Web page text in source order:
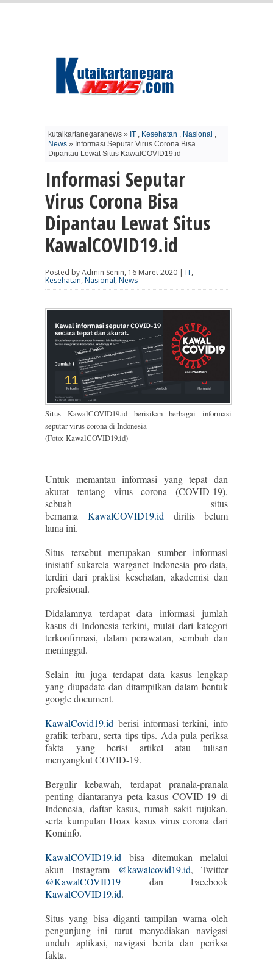
kutaikartanegaranews » IT , Kesehatan , Nasional ,
News » Informasi Seputar Virus Corona Bisa
Dipantau Lewat Situs KawalCOVID19.id
Informasi Seputar
Virus Corona Bisa
Dipantau Lewat Situs
KawalCOVID19.id
Posted by Admin Senin, 16 Maret 2020 | IT,
Kesehatan, Nasional, News
Situs KawalCOVID19.id berisikan berbagai informasi
seputar virus corona di Indonesia
(Foto: KawalCOVID19.id)
Untuk memantau informasi yang tepat dan
akurat tentang virus corona (COVID-19),
sebuah situs
bernama KawalCOVID19.id dirilis belum
lama ini.
Situs tersebut merupakan sumber informasi
inisiatif sukarela warganet Indonesia pro-data,
terdiri dari praktisi kesehatan, akademisi dan
profesional.
Didalamnya terdapat data informasi jumlah
kasus di Indonesia terkini, mulai dari kategori
terkonfirmasi, dalam perawatan, sembuh dan
meninggal.
Selain itu juga terdapat data kasus lengkap
yang diupadate dan ditampilkan dalam bentuk
google document.
KawalCovid19.id berisi informasi terkini, info
grafik terbaru, serta tips-tips. Ada pula periksa
fakta yang berisi artikel atau tulisan
menyangkut COVID-19.
Bergulir kebawah, terdapat pranala-pranala
penting diantaranya peta kasus COVID-19 di
Indonesia, daftar kasus, rumah sakit rujukan,
serta kumpulan Hoax kasus virus corona dari
Kominfo.
KawalCOVID19.id bisa ditemukan melalui
akun Instagram @kawalcovid19.id, Twitter
@KawalCOVID19 dan Facebook
KawalCOVID19.id.
Situs yang bisa diganti tampilan warna oleh
pengunjung ini turut menyediakan navigasi
unduh aplikasi, navigasi berita dan periksa
fakta.